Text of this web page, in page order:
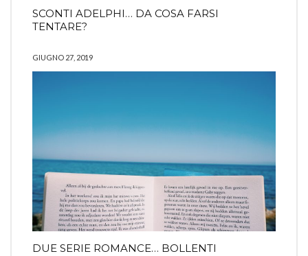
SCONTI ADELPHI… DA COSA FARSI
TENTARE?
GIUGNO 27, 2019
DUE SERIE ROMANCE… BOLLENTI